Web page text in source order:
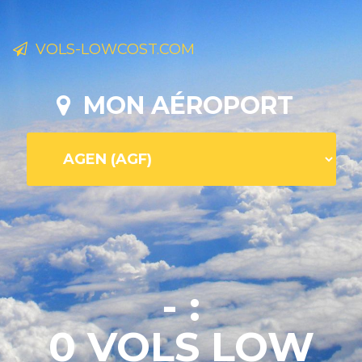
VOLS-LOWCOST.COM
MON AÉROPORT
- :
0 VOLS LOW